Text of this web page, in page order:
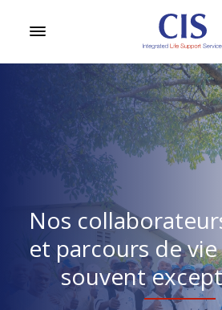
Nos
et parcours de
souvent